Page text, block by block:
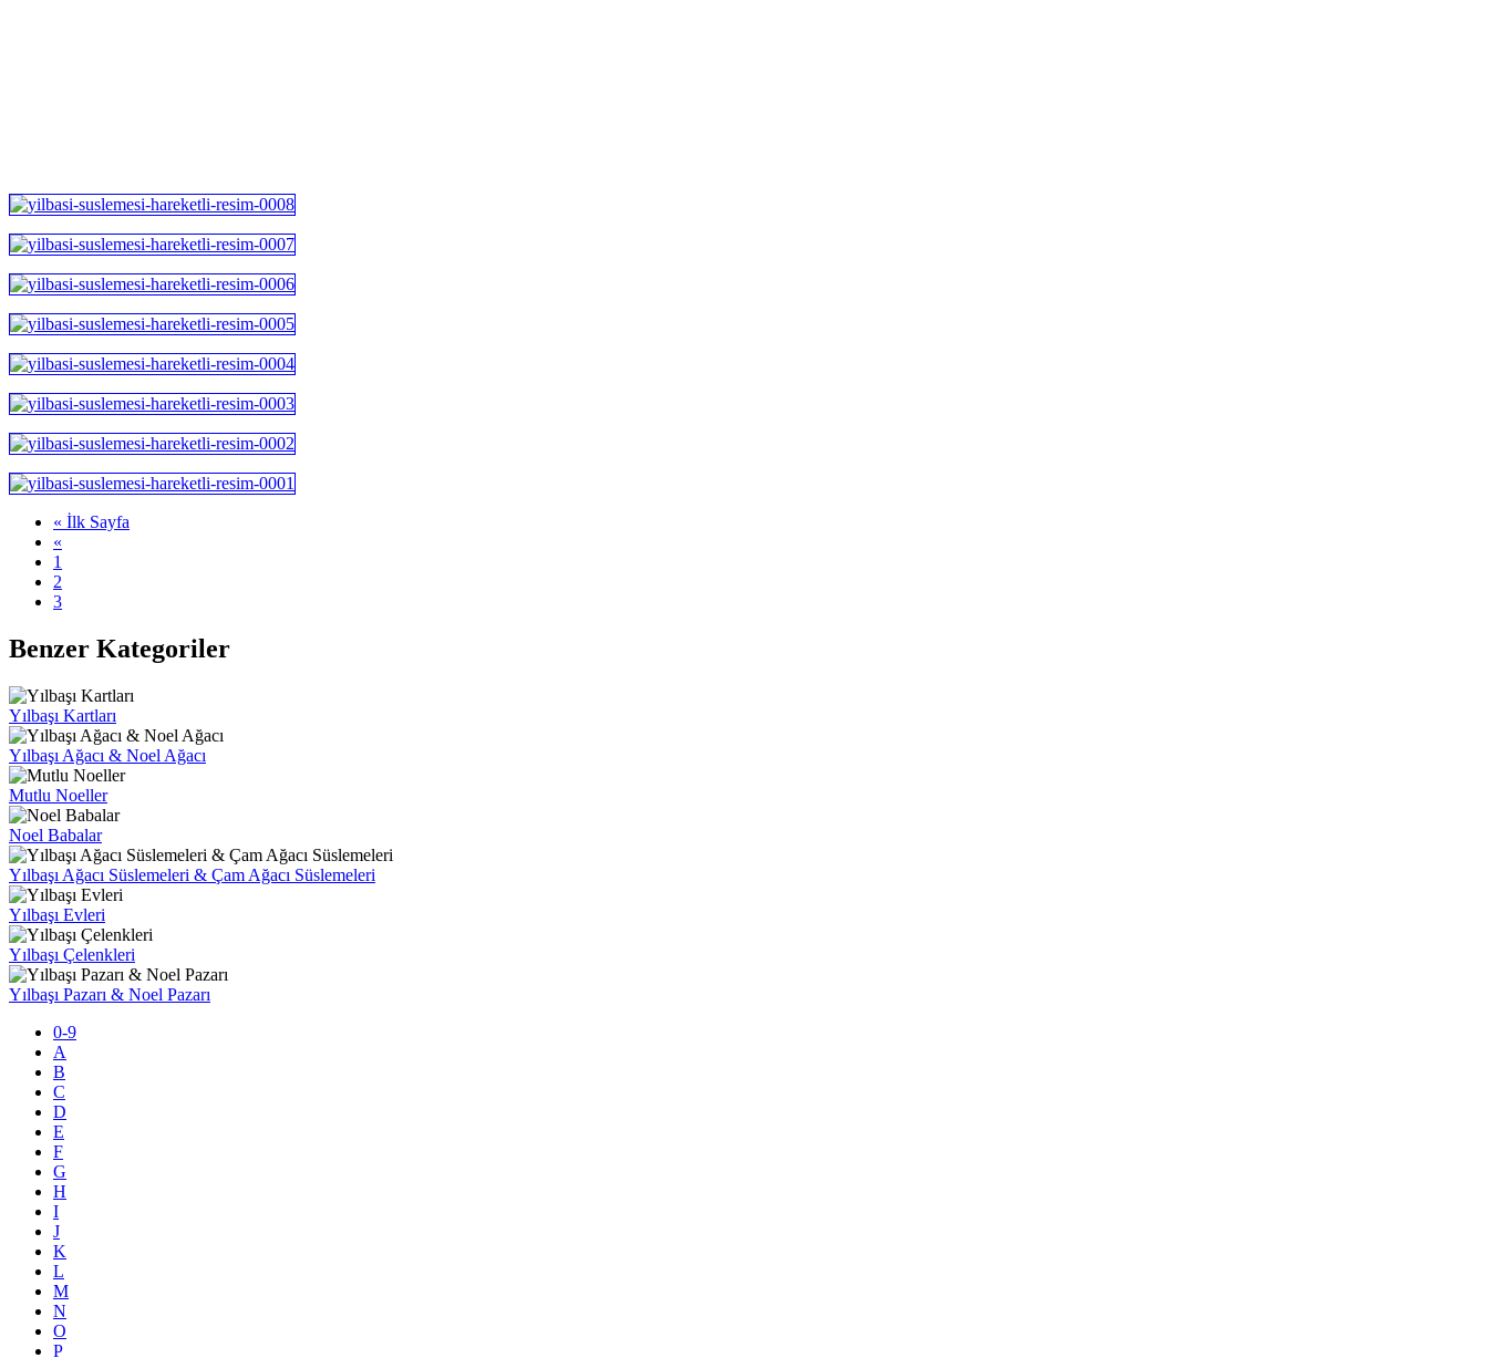
« İlk Sayfa
«
1
2
3
Benzer Kategoriler
Yılbaşı Kartları
Yılbaşı Ağacı & Noel Ağacı
Mutlu Noeller
Noel Babalar
Yılbaşı Ağacı Süslemeleri & Çam Ağacı Süslemeleri
Yılbaşı Evleri
Yılbaşı Çelenkleri
Yılbaşı Pazarı & Noel Pazarı
0-9
A
B
C
D
E
F
G
H
I
J
K
L
M
N
O
P